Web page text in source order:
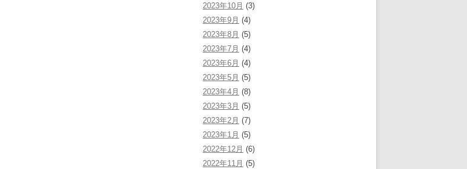
2023年10月 (3)
2023年9月 (4)
2023年8月 (5)
2023年7月 (4)
2023年6月 (4)
2023年5月 (5)
2023年4月 (8)
2023年3月 (5)
2023年2月 (7)
2023年1月 (5)
2022年12月 (6)
2022年11月 (5)